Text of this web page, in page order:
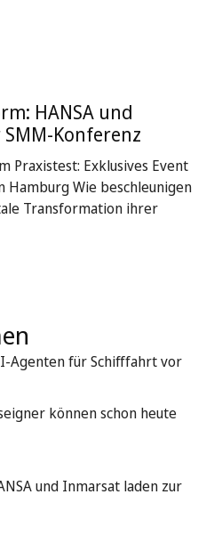
HANSA und
Konferenz
Praxistest: Exklusives Event
Hamburg Wie beschleunigen
Transformation ihrer
Agenten für Schifffahrt vor
können schon heute
und Inmarsat laden zur